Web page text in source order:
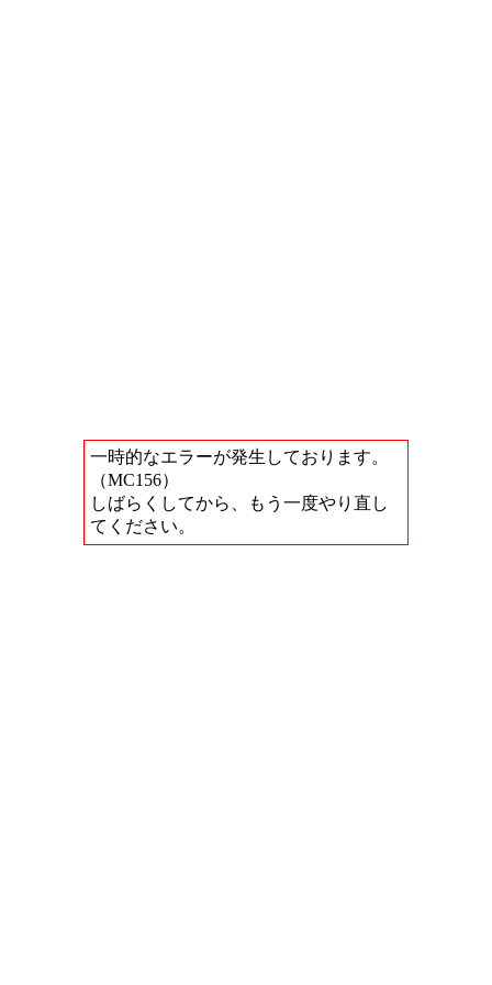
一時的なエラーが発生しております。
（MC156）
しばらくしてから、もう一度やり直し
てください。